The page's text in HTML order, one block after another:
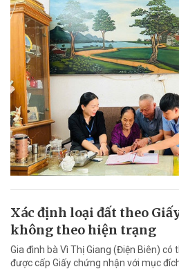
Xác định loại đất theo
không theo hiện trạng
Gia đình bà Vì Thị Giang (Điện Biên)
được cấp Giấy chứng nhận với mục